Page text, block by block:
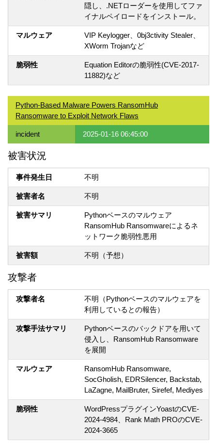
隠し、.NETローダーを使用してファ
イナルペイロードをインストール。
マルウェア
VIP Keylogger、0bj3ctivity Stealer、
XWorm Trojanなど
脆弱性
Equation Editorの脆弱性(CVE-2017-
11882)など
Python-Based Malware Powers RansomHub
Ransomware to Exploit Network Flaws
incident 2025-01-16 06:45:00
被害状況
事件発生日 不明
被害者名 不明
被害サマリ
Pythonベースのマルウェア
RansomHub Ransomwareによるネ
ットワーク脆弱性悪用
被害額 不明（予想）
攻撃者
攻撃者名
不明（Pythonベースのマルウェアを
利用しているとの報告）
攻撃手法サマリ
Pythonベースのバックドアを用いて
侵入し、RansomHub Ransomware
を展開
マルウェア
RansomHub Ransomware,
SocGholish, EDRSilencer, Backstab,
LaZagne, MailBruter, Sirefef, Mediyes
脆弱性
WordPressプラグインYoastのCVE-
2024-4984、Rank Math PROのCVE-
2024-3665